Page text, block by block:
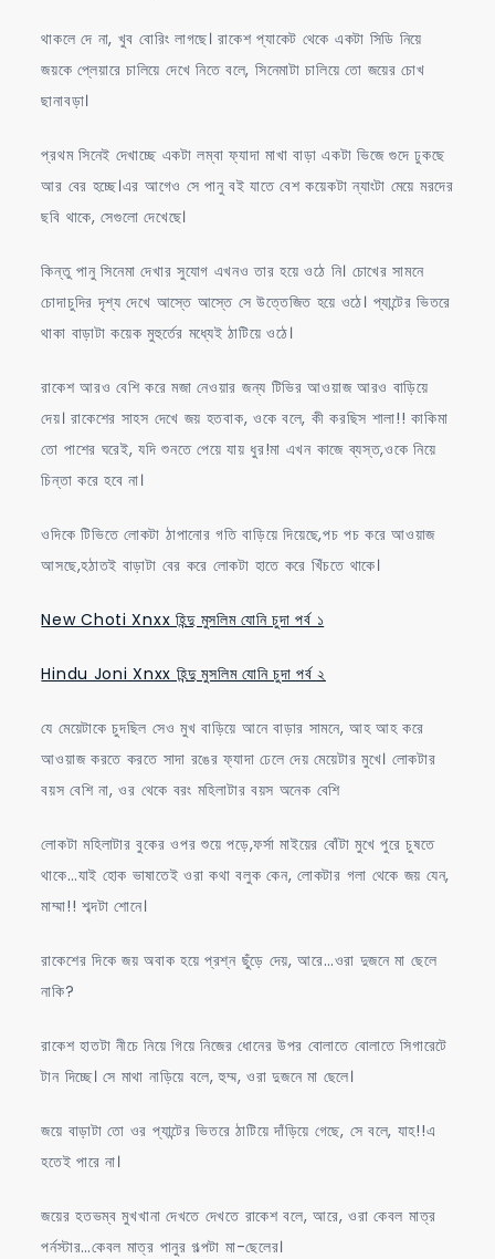
থাকলে দে না, খুব বোরিং লাগছে। রাকেশ প্যাকেট থেকে একটা সিডি নিয়ে
জয়কে প্লেয়ারে চালিয়ে দেখে নিতে বলে, সিনেমাটা চালিয়ে তো জয়ের চোখ
ছানাবড়া।
প্রথম সিনেই দেখাচ্ছে একটা লম্বা ফ্যাদা মাখা বাড়া একটা ভিজে গুদে ঢুকছে
আর বের হচ্ছে।এর আগেও সে পানু বই যাতে বেশ কয়েকটা ন্যাংটা মেয়ে মরদের
ছবি থাকে, সেগুলো দেখেছে।
কিন্তু পানু সিনেমা দেখার সুযোগ এখনও তার হয়ে ওঠে নি। চোখের সামনে
চোদাচুদির দৃশ্য দেখে আস্তে আস্তে সে উত্তেজিত হয়ে ওঠে। প্যান্টের ভিতরে
থাকা বাড়াটা কয়েক মুহুর্তের মধ্যেই ঠাটিয়ে ওঠে।
রাকেশ আরও বেশি করে মজা নেওয়ার জন্য টিভির আওয়াজ আরও বাড়িয়ে
দেয়। রাকেশের সাহস দেখে জয় হতবাক, ওকে বলে, কী করছিস শালা!! কাকিমা
তো পাশের ঘরেই, যদি শুনতে পেয়ে যায় ধুর!মা এখন কাজে ব্যস্ত,ওকে নিয়ে
চিন্তা করে হবে না।
ওদিকে টিভিতে লোকটা ঠাপানোর গতি বাড়িয়ে দিয়েছে,পচ পচ করে আওয়াজ
আসছে,হঠাতই বাড়াটা বের করে লোকটা হাতে করে খিঁচতে থাকে।
New Choti Xnxx হিন্দু মুসলিম যোনি চুদা পর্ব ১
Hindu Joni Xnxx হিন্দু মুসলিম যোনি চুদা পর্ব ২
যে মেয়েটাকে চুদছিল সেও মুখ বাড়িয়ে আনে বাড়ার সামনে, আহ আহ করে
আওয়াজ করতে করতে সাদা রঙের ফ্যাদা ঢেলে দেয় মেয়েটার মুখে। লোকটার
বয়স বেশি না, ওর থেকে বরং মহিলাটার বয়স অনেক বেশি
লোকটা মহিলাটার বুকের ওপর শুয়ে পড়ে,ফর্সা মাইয়ের বোঁটা মুখে পুরে চুষতে
থাকে…যাই হোক ভাষাতেই ওরা কথা বলুক কেন, লোকটার গলা থেকে জয় যেন,
মাম্মা!! শব্দটা শোনে।
রাকেশের দিকে জয় অবাক হয়ে প্রশ্ন ছুঁড়ে দেয়, আরে…ওরা দুজনে মা ছেলে
নাকি?
রাকেশ হাতটা নীচে নিয়ে গিয়ে নিজের ধোনের উপর বোলাতে বোলাতে সিগারেটে
টান দিচ্ছে। সে মাথা নাড়িয়ে বলে, হুম্ম, ওরা দুজনে মা ছেলে।
জয়ে বাড়াটা তো ওর প্যান্টের ভিতরে ঠাটিয়ে দাঁড়িয়ে গেছে, সে বলে, যাহ!!এ
হতেই পারে না।
জয়ের হতভম্ব মুখখানা দেখতে দেখতে রাকেশ বলে, আরে, ওরা কেবল মাত্র
পর্নস্টার…কেবল মাত্র পানুর গল্পটা মা-ছেলের।